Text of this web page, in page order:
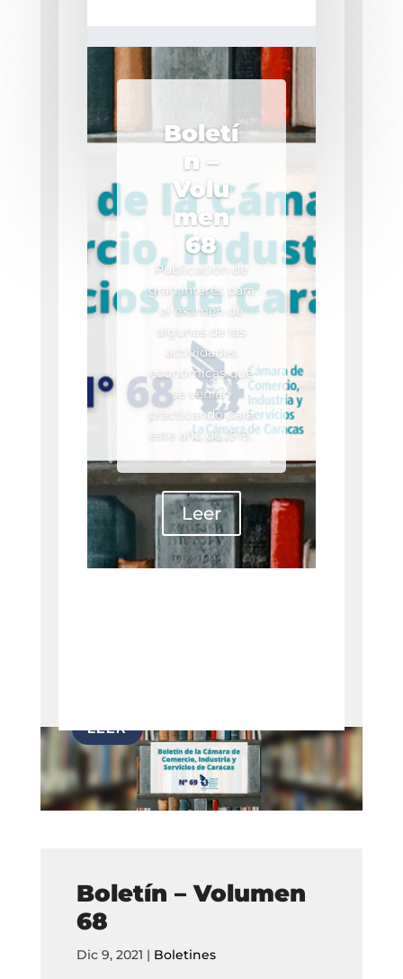
Boletí
n –
Volu
men
68
Publicación de
gran interés para
el examen de
algunas de las
actividades
económicas que
se venían
practicando para
este año de 1919.
Leer
Boletín – Volumen
68
Dic 9, 2021 | Boletines